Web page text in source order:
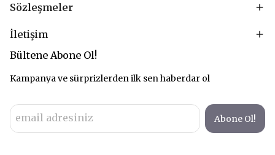
Sözleşmeler
İletişim
Bültene Abone Ol!
Kampanya ve sürprizlerden ilk sen haberdar ol
Abone Ol!